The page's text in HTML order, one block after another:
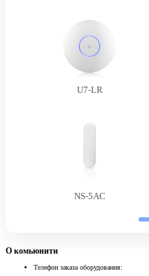
U7-LR
NS-5AC
О комьюнити
Телефон заказа оборудования: